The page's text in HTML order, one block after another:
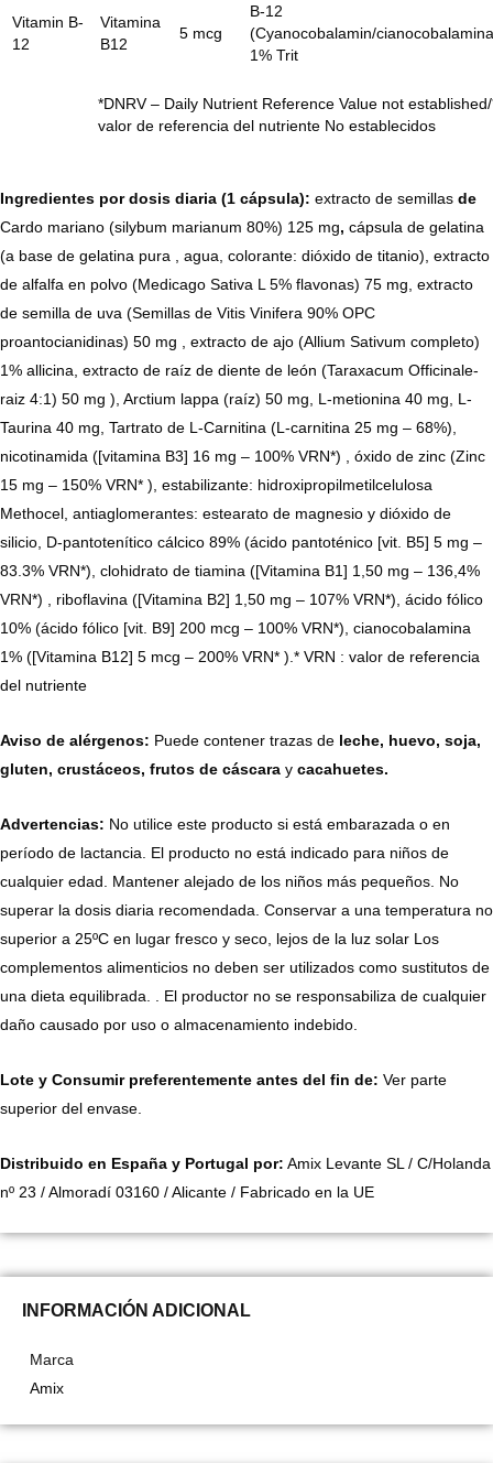
Vitamin B-
12
Vitamina
B12
5 mcg
B-12
(Cyanocobalamin/
1% Trit
*DNRV – Daily Nutrient Reference Value not
valor de referencia del nutriente No establecidos
Ingredientes por dosis diaria (1 cápsula): extracto de semillas de
Cardo mariano (silybum marianum 80%) 125 mg, cápsula de gelatina
(a base de gelatina pura , agua, colorante: dióxido de titanio), extracto
de alfalfa en polvo (Medicago Sativa L 5% flavonas) 75 mg, extracto
de semilla de uva (Semillas de Vitis Vinifera 90% OPC
proantocianidinas) 50 mg , extracto de ajo (Allium Sativum completo)
1% allicina, extracto de raíz de diente de león (Taraxacum Officinale-
raiz 4:1) 50 mg ), Arctium lappa (raíz) 50 mg, L-metionina 40 mg, L-
Taurina 40 mg, Tartrato de L-Carnitina (L-carnitina 25 mg – 68%),
nicotinamida ([vitamina B3] 16 mg – 100% VRN*) , óxido de zinc (Zinc
15 mg – 150% VRN* ), estabilizante: hidroxipropilmetilcelulosa
Methocel, antiaglomerantes: estearato de magnesio y dióxido de
silicio, D-pantotenítico cálcico 89% (ácido pantoténico [vit. B5] 5 mg –
83.3% VRN*), clohidrato de tiamina ([Vitamina B1] 1,50 mg – 136,4%
VRN*) , riboflavina ([Vitamina B2] 1,50 mg – 107% VRN*), ácido fólico
10% (ácido fólico [vit. B9] 200 mcg – 100% VRN*), cianocobalamina
1% ([Vitamina B12] 5 mcg – 200% VRN* ).* VRN : valor de referencia
del nutriente
Aviso de alérgenos: Puede contener trazas de leche, huevo, soja,
gluten, crustáceos, frutos de cáscara y cacahuetes.
Advertencias: No utilice este producto si está embarazada o en
período de lactancia. El producto no está indicado para niños de
cualquier edad. Mantener alejado de los niños más pequeños. No
superar la dosis diaria recomendada. Conservar a una temperatura no
superior a 25ºC en lugar fresco y seco, lejos de la luz solar Los
complementos alimenticios no deben ser utilizados como sustitutos de
una dieta equilibrada. . El productor no se responsabiliza de cualquier
daño causado por uso o almacenamiento indebido.
Lote y Consumir preferentemente antes del fin de: Ver parte
superior del envase.
Distribuido en España y Portugal por: Amix Levante SL / C/Holanda
nº 23 / Almoradí 03160 / Alicante / Fabricado en la UE
INFORMACIÓN ADICIONAL
Marca
Amix